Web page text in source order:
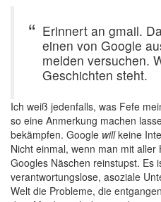
Erinnert an gmail.
einen von Google
melden versuchen.
Geschichten steht.
Ich weiß jedenfalls, was Fefe
so eine Anmerkung machen
bekämpfen. Google willkeine
Nicht einmal, wenn man mit
Googles Näschen reinstupst. Es
verantwortungslose, asoziale
Welt die Probleme, die